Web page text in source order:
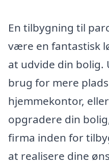
En tilbygning til
være en fantastisk
at udvide din bolig.
brug for mere
hjemmekontor,
opgradere din
firma inden for
at realisere dine